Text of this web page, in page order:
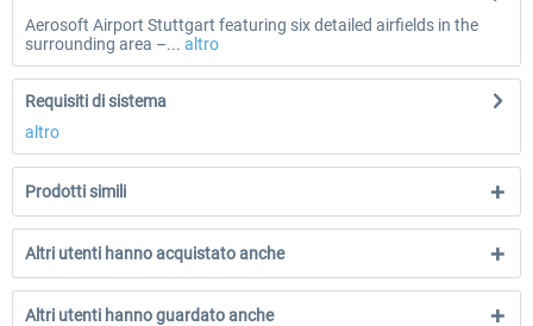
Aerosoft Airport Stuttgart featuring six detailed airfields in the
surrounding area –... altro
Requisiti di sistema
altro
Prodotti simili
Altri utenti hanno acquistato anche
Altri utenti hanno guardato anche